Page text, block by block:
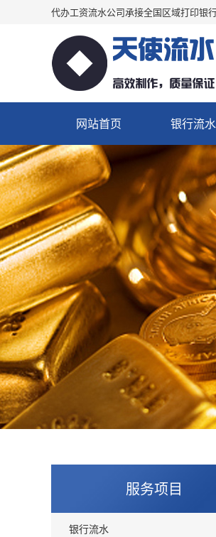
代办工资流水公司承接全国区域打印银
网站首页 银行流水
服务项目
银行流水